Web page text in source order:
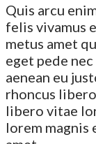
Quis arcu
felis vivamus
metus amet
eget pede nec
aenean eu
rhoncus
libero vitae
lorem magnis